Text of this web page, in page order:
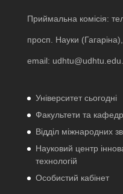
Приймальна комісія:
просп. Науки
email:
Університет сьогодні
Факультети та
Відділ міжнародних
Науковий центр
технологій
Особистий кабінет